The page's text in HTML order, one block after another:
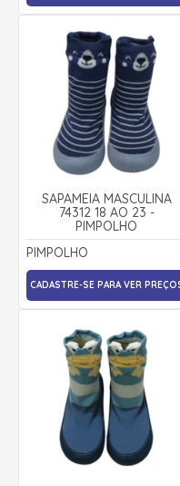
SAPAMEIA MASCULINA
74312 18 AO 23 -
PIMPOLHO
PIMPOLHO
CADASTRE-SE PARA VER